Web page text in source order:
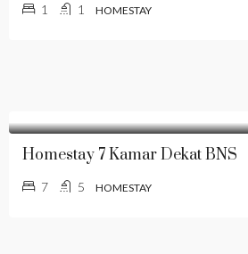
1 1 HOMESTAY
Homestay 7 Kamar Dekat BNS
7 5 HOMESTAY